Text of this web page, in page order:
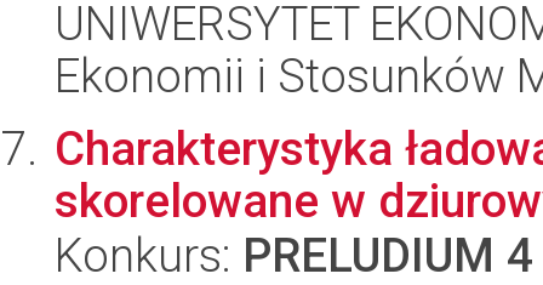
UNIWERSYTET
Ekonomii i Stosunków
Charakterystyka
skorelowane w
Konkurs: PRELUDIUM 4